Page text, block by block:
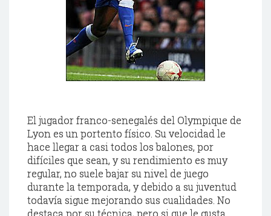
El jugador franco-senegalés del Olympique de
Lyon es un portento físico. Su velocidad le
hace llegar a casi todos los balones, por
difíciles que sean, y su rendimiento es muy
regular, no suele bajar su nivel de juego
durante la temporada, y debido a sujuventud
todavía sigue mejorando sus cualidades. No
destaca por su técnica, pero si que le gusta